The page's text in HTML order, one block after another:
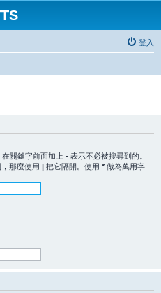
登入
關鍵字前面加上 - 表示不必被搜尋到的。
那麼使用 | 把它隔開。使用 * 做為萬用字